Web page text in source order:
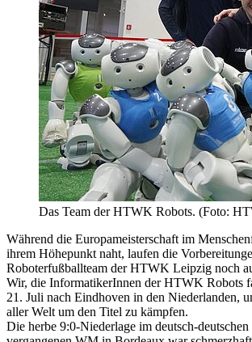
Das Team der HTWK Robots. (Foto:
Während die Europameisterschaft im
ihrem Höhepunkt naht, laufen die
Roboterfußballteam der HTWK Leipzig noch
Wir, die InformatikerInnen der HTWK Robots
21. Juli nach Eindhoven in den Niederlanden,
aller Welt um den Titel zu kämpfen.
Die herbe 9:0-Niederlage im deutsch-